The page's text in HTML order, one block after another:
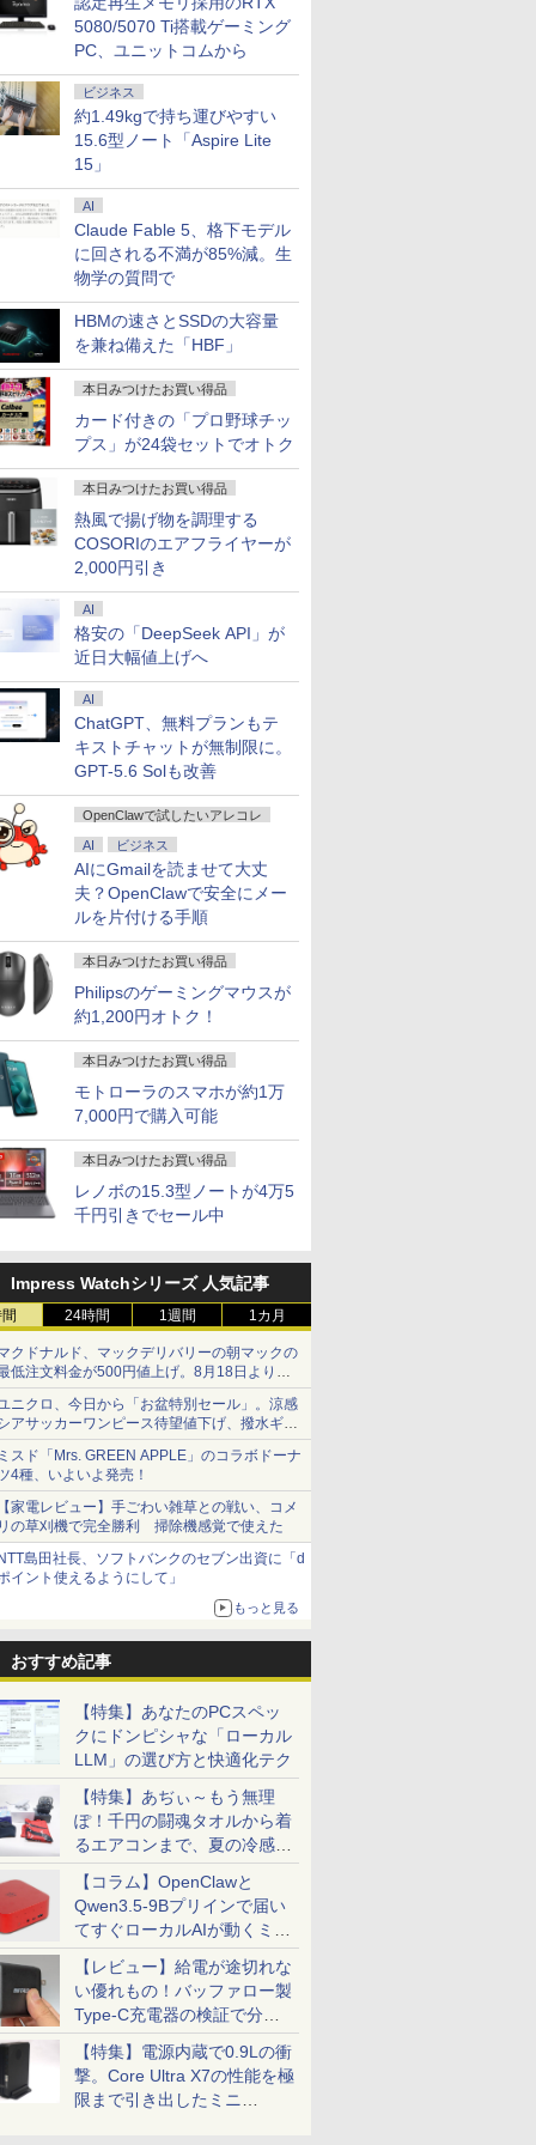
5080/5070 Ti搭載ゲーミング
PC、ユニットコムから
ビジネス
約1.49kgで持ち運びやすい
15.6型ノート「Aspire Lite
15」
AI
Claude Fable 5、格下モデル
に回される不満が85%減。生
物学の質問で
HBMの速さとSSDの大容量
を兼ね備えた「HBF」
本日みつけたお買い得品
カード付きの「プロ野球チッ
プス」が24袋セットでオトク
本日みつけたお買い得品
熱風で揚げ物を調理する
COSORIのエアフライヤーが
2,000円引き
AI
格安の「DeepSeek API」が
近日大幅値上げへ
AI
ChatGPT、無料プランもテ
キストチャットが無制限に。
GPT-5.6 Solも改善
OpenClawで試したいアレコレ
AI ビジネス
AIにGmailを読ませて大丈
夫？OpenClawで安全にメー
ルを片付ける手順
本日みつけたお買い得品
Philipsのゲーミングマウスが
約1,200円オトク！
本日みつけたお買い得品
モトローラのスマホが約1万
7,000円で購入可能
本日みつけたお買い得品
レノボの15.3型ノートが4万5
千円引きでセール中
Impress Watchシリーズ 人気記事
24時間 1週間 1カ月
クドナルド、マックデリバリーの朝マックの
低注文料金が500円値上げ。8月18日より
円から受付
ニクロ、今日から「お盆特別セール」。涼感
アサッカーワンピース待望値下げ、撥水ギア
ョーツは1990円に
スド「Mrs. GREEN APPLE」のコラボドーナ
4種、いよいよ発売！
家電レビュー】手ごわい雑草との戦い、コメ
の草刈機で完全勝利 掃除機感覚で使えた
島田社長、ソフトバンクのセブン出資に「d
イント使えるようにして」
もっと見る
おすすめ記事
【特集】あなたのPCスペッ
クにドンピシャな「ローカル
LLM」の選び方と快適化テク
【特集】あぢぃ～もう無理
ぽ！千円の闘魂タオルから着
るエアコンまで、夏の冷感グ
ッズ一挙紹介
【コラム】OpenClawと
Qwen3.5-9Bプリインで届い
てすぐローカルAIが動くミニ
PC「SER9 Pro」
【レビュー】給電が途切れな
い優れもの！バッファロー製
Type-C充電器の検証で分か
ったこと
【特集】電源内蔵で0.9Lの衝
撃。Core Ultra X7の性能を極
限まで引き出したミニ